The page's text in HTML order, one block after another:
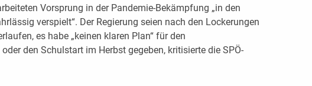
Vorsprung in der Pandemie-Bekämpfung „in den
verspielt“. Der Regierung seien nach den Lockerungen
es habe „keinen klaren Plan“ für den
den Schulstart im Herbst gegeben, kritisierte die SPÖ-